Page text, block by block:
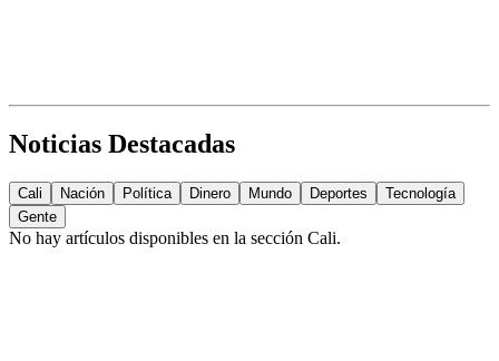
Noticias Destacadas
Cali Nación Política Dinero Mundo Deportes
Tecnología
Gente
No hay artículos disponibles en la sección Cali.